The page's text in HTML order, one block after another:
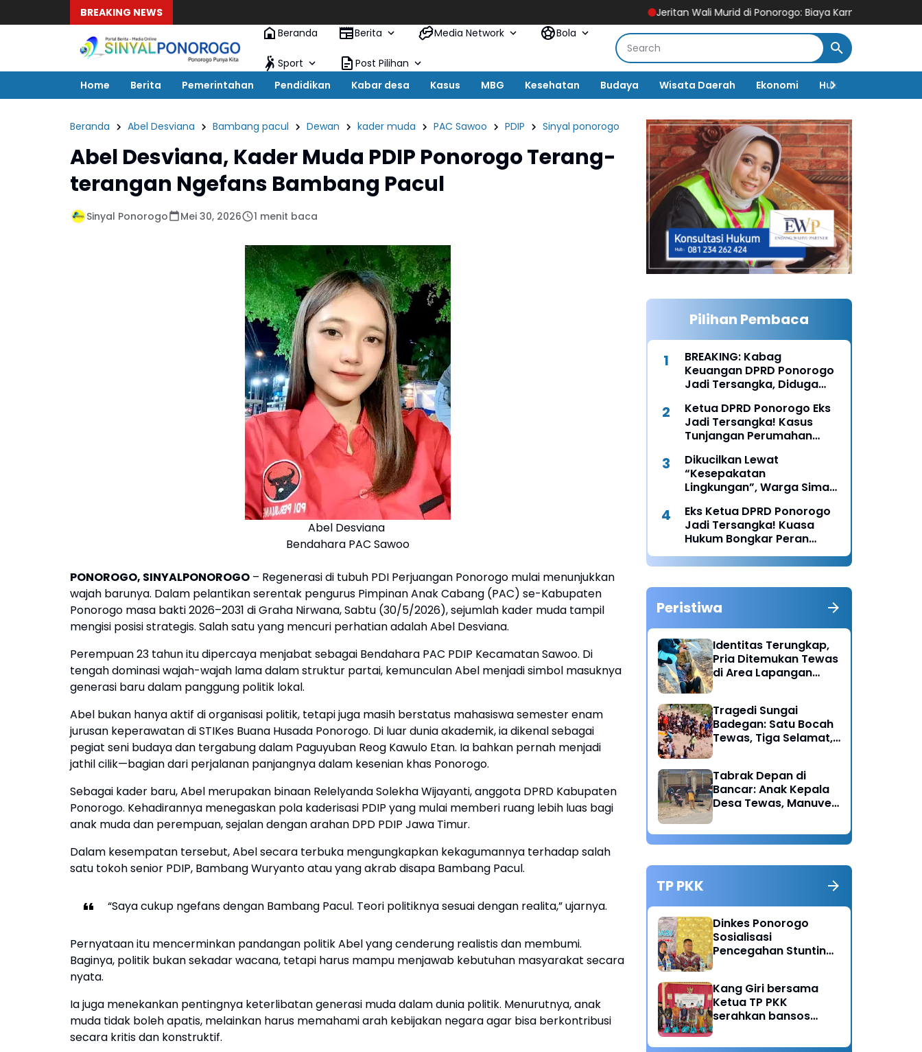
BREAKING NEWS
Jeritan Wali Murid di Ponorogo: Biaya Karnaval HUT RI Tembus Rp250
Beranda
Berita Media Network Bola
Sport
Post Pilihan
Home
Berita Pemerintahan Pendidikan Kabar desa Kasus MBG Kesehatan Budaya Wisata Daerah Ekonomi Hukum & Kriminal
Beranda Abel Desviana Bambang pacul Dewan kader muda PAC Sawoo PDIP Sinyal ponorogo
Abel Desviana, Kader Muda PDIP Ponorogo Terang-
terangan Ngefans Bambang Pacul
Sinyal Ponorogo Mei 30, 2026 1 menit baca
Abel Desviana
Bendahara PAC Sawoo
PONOROGO, SINYALPONOROGO – Regenerasi di tubuh PDI Perjuangan Ponorogo mulai menunjukkan
wajah barunya. Dalam pelantikan serentak pengurus Pimpinan Anak Cabang (PAC) se-Kabupaten
Ponorogo masa bakti 2026–2031 di Graha Nirwana, Sabtu (30/5/2026), sejumlah kader muda tampil
mengisi posisi strategis. Salah satu yang mencuri perhatian adalah Abel Desviana.
Perempuan 23 tahun itu dipercaya menjabat sebagai Bendahara PAC PDIP Kecamatan Sawoo. Di
tengah dominasi wajah-wajah lama dalam struktur partai, kemunculan Abel menjadi simbol masuknya
generasi baru dalam panggung politik lokal.
Abel bukan hanya aktif di organisasi politik, tetapi juga masih berstatus mahasiswa semester enam
jurusan keperawatan di STIKes Buana Husada Ponorogo. Di luar dunia akademik, ia dikenal sebagai
pegiat seni budaya dan tergabung dalam Paguyuban Reog Kawulo Etan. Ia bahkan pernah menjadi
jathil cilik—bagian dari perjalanan panjangnya dalam kesenian khas Ponorogo.
Sebagai kader baru, Abel merupakan binaan Relelyanda Solekha Wijayanti, anggota DPRD Kabupaten
Ponorogo. Kehadirannya menegaskan pola kaderisasi PDIP yang mulai memberi ruang lebih luas bagi
anak muda dan perempuan, sejalan dengan arahan DPD PDIP Jawa Timur.
Dalam kesempatan tersebut, Abel secara terbuka mengungkapkan kekagumannya terhadap salah
satu tokoh senior PDIP, Bambang Wuryanto atau yang akrab disapa Bambang Pacul.
“Saya cukup ngefans dengan Bambang Pacul. Teori politiknya sesuai dengan realita,” ujarnya.
Pernyataan itu mencerminkan pandangan politik Abel yang cenderung realistis dan membumi.
Baginya, politik bukan sekadar wacana, tetapi harus mampu menjawab kebutuhan masyarakat secara
nyata.
Ia juga menekankan pentingnya keterlibatan generasi muda dalam dunia politik. Menurutnya, anak
muda tidak boleh apatis, melainkan harus memahami arah kebijakan negara agar bisa berkontribusi
secara kritis dan konstruktif.
Pilihan Pembaca
BREAKING: Kabag
Keuangan DPRD Ponorogo
Jadi Tersangka, Diduga
Ketua DPRD Ponorogo Eks
Jadi Tersangka! Kasus
Tunjangan Perumahan
Dikucilkan Lewat
“Kesepakatan
Lingkungan”, Warga Siman
Upaya Pembunuhan
Karakter
Eks Ketua DPRD Ponorogo
Jadi Tersangka! Kuasa
Hukum Bongkar Peran
Perbup & Appraisal: “Kami
Uji Prosesnya”
Peristiwa
Identitas Terungkap,
Pria Ditemukan Tewas
di Area Lapangan
Hipertensi
Tragedi Sungai
Badegan: Satu Bocah
Tewas, Tiga Selamat,
Tabrak Depan di
Bancar: Anak Kepala
Desa Tewas, Manuver
Diduga Jadi Pemicu
TP PKK
Dinkes Ponorogo
Sosialisasi
Pencegahan Stunting,
Emas
Kang Giri bersama
Ketua TP PKK
serahkan bansos
Sukorejo Ponorogo